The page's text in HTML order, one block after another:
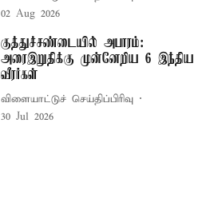
02 Aug 2026
குத்துச்சண்டையில் அபாரம்:
அரைஇறுதிக்கு முன்னேறிய 6 இந்திய
வீரர்கள்
விளையாட்டுச் செய்திப்பிரிவு
30 Jul 2026